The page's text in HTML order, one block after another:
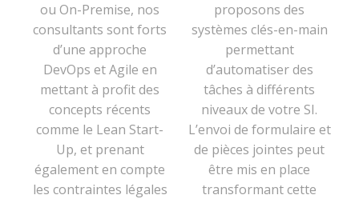
ou On-Premise, nos
consultants sont forts
d’une approche
DevOps et Agile en
mettant à profit des
concepts récents
comme le Lean Start-
Up, et prenant
également en compte
les contraintes légales
proposons des
systèmes clés-en-main
permettant
d’automatiser des
tâches à différents
niveaux de votre SI.
L’envoi de formulaire et
de pièces jointes peut
être mis en place
transformant cette